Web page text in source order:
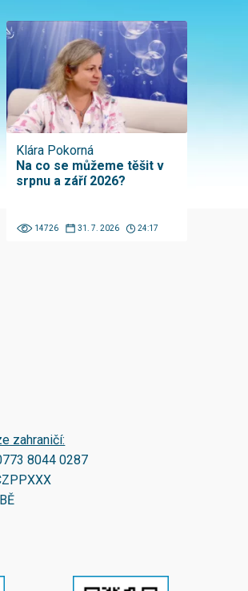
Klára Pokorná
Na co se můžeme těšit v
srpnu a září 2026?
14726 31. 7. 2026 24:17
zahraničí:
8044 0287